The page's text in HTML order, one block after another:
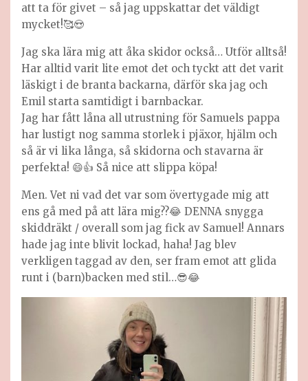
att ta för givet – så jag uppskattar det väldigt
mycket!🥰😍
Jag ska lära mig att åka skidor också… Utför alltså!
Har alltid varit lite emot det och tyckt att det varit
läskigt i de branta backarna, därför ska jag och
Emil starta samtidigt i barnbackar.
Jag har fått låna all utrustning för Samuels pappa
har lustigt nog samma storlek i pjäxor, hjälm och
så är vi lika långa, så skidorna och stavarna är
perfekta! 😄👍 Så nice att slippa köpa!
Men. Vet ni vad det var som övertygade mig att
ens gå med på att lära mig??😂 DENNA snygga
skiddräkt / overall som jag fick av Samuel! Annars
hade jag inte blivit lockad, haha! Jag blev
verkligen taggad av den, ser fram emot att glida
runt i (barn)backen med stil…😎😂